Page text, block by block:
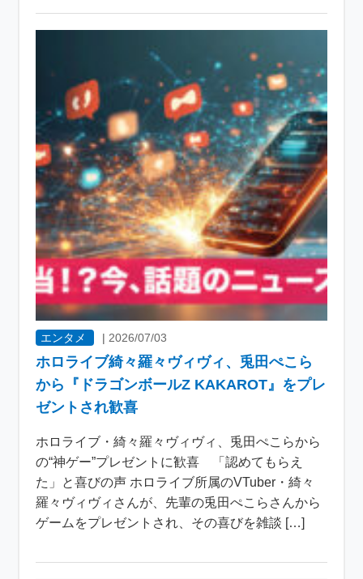
エンタメ |2026/07/03
ホロライブ綺々羅々ヴィヴィ、兎田ぺこら
から『ドラゴンボールZ KAKAROT』をプレ
ゼントされ歓喜
ホロライブ・綺々羅々ヴィヴィ、兎田ぺこらから
の“神ゲー”プレゼントに歓喜 「認めてもらえ
た」と喜びの声 ホロライブ所属のVTuber・綺々
羅々ヴィヴィさんが、先輩の兎田ぺこらさんから
ゲームをプレゼントされ、その喜びを雑談 […]